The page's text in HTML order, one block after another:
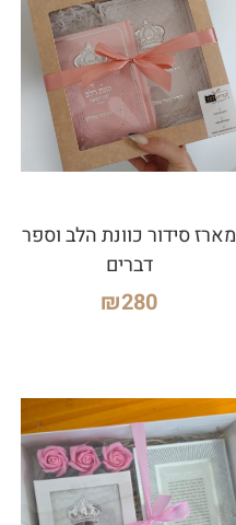
מארז סידור כוונת הלב וספר
דברים
₪280